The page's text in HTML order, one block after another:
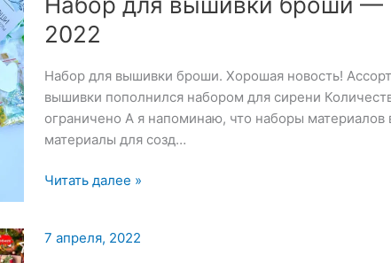
2022
Набор для вышивки броши. Хорошая новость!
вышивки пополнился набором для сирени
ограничено А я напоминаю, что наборы материалов
материалы для созд…
Набор
броши
Читать далее »
7 апреля, 2022